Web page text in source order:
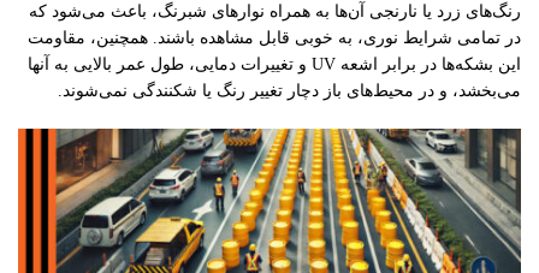
رنگ‌های زرد یا نارنجی آن‌ها به همراه نوارهای شبرنگ، باعث می‌شود که
در تمامی شرایط نوری، به خوبی قابل مشاهده باشند. همچنین، مقاومت
این بشکه‌ها در برابر اشعه UV و تغییرات دمایی، طول عمر بالایی به آنها
می‌بخشد، و در محیط‌های باز دچار تغییر رنگ یا شکنندگی نمی‌شوند.